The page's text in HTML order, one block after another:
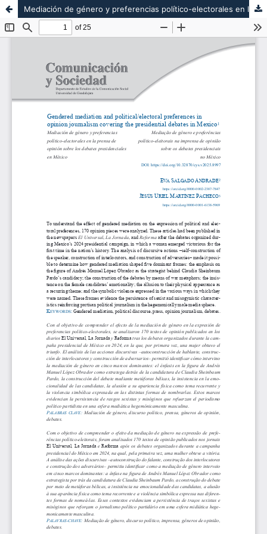
Mediación de género y preferencias político-electorales en la prensa de opinión sobre los debates presidenciales en México